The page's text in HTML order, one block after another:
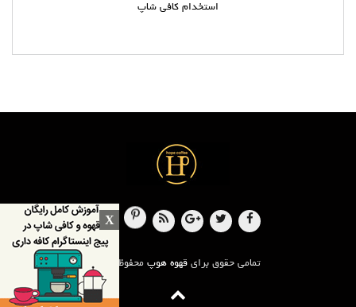
X
استخدام کافی شاپ
تمامی حقوق برای قهوه هوپ محفوظ است